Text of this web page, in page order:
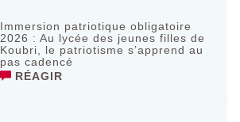
Immersion patriotique obligatoire
2026 : Au lycée des jeunes filles de
Koubri, le patriotisme s’apprend au
pas cadencé
RÉAGIR